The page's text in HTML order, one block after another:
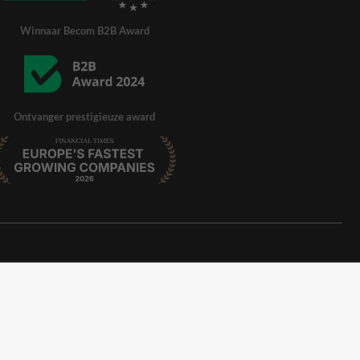
Winnaar Becom B2B Award
Ontvanger prestigieuze award